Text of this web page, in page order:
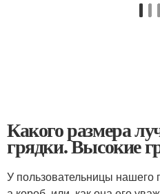
Какого размера
грядки. Высокие
У пользовательницы нашего